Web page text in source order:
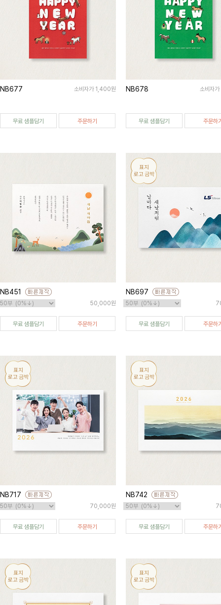
NB677 소비자가 1,400원
무료 샘플담기 주문하기
NB678 소비자
무료 샘플담기 주문하
NB451
50,000원
무료 샘플담기 주문하기
NB697
무료 샘플담기 주문하
NB717
70,000원
무료 샘플담기 주문하기
NB742
무료 샘플담기 주문하